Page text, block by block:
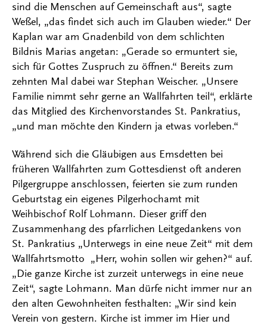
sind die Menschen auf Gemeinschaft aus“, sagte
Weßel, „das findet sich auch im Glauben wieder.“ Der
Kaplan war am Gnadenbild von dem schlichten
Bildnis Marias angetan: „Gerade so ermuntert sie,
sich für Gottes Zuspruch zu öffnen.“ Bereits zum
zehnten Mal dabei war Stephan Weischer. „Unsere
Familie nimmt sehr gerne an Wallfahrten teil“, erklärte
das Mitglied des Kirchenvorstandes St. Pankratius,
„und man möchte den Kindern ja etwas vorleben.“
Während sich die Gläubigen aus Emsdetten bei
früheren Wallfahrten zum Gottesdienst oft anderen
Pilgergruppe anschlossen, feierten sie zum runden
Geburtstag ein eigenes Pilgerhochamt mit
Weihbischof Rolf Lohmann. Dieser griff den
Zusammenhang des pfarrlichen Leitgedankens von
St. Pankratius „Unterwegs in eine neue Zeit“ mit dem
Wallfahrtsmotto „Herr, wohin sollen wir gehen?“ auf.
„Die ganze Kirche ist zurzeit unterwegs in eine neue
Zeit“, sagte Lohmann. Man dürfe nicht immer nur an
den alten Gewohnheiten festhalten: „Wir sind kein
Verein von gestern. Kirche ist immer im Hier und